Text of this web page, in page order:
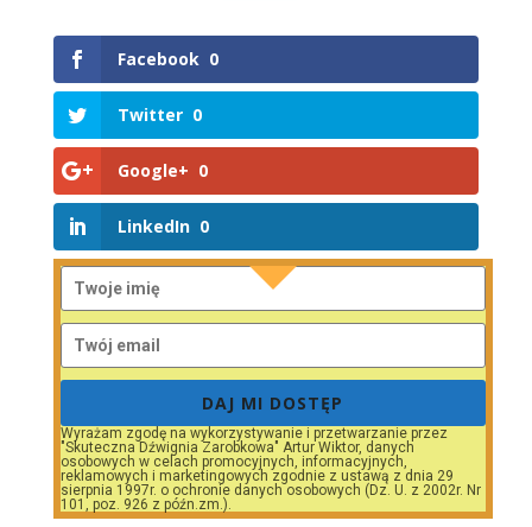
Facebook 0
Twitter 0
Google+ 0
LinkedIn 0
DAJ MI DOSTĘP
Wyrażam zgodę na wykorzystywanie i przetwarzanie przez
"Skuteczna Dźwignia Zarobkowa" Artur Wiktor, danych
osobowych w celach promocyjnych, informacyjnych,
reklamowych i marketingowych zgodnie z ustawą z dnia 29
sierpnia 1997r. o ochronie danych osobowych (Dz. U. z 2002r. Nr
101, poz. 926 z późn.zm.).